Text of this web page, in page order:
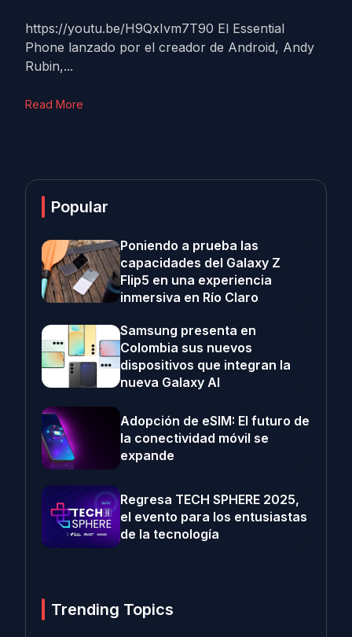
https://youtu.be/H9QxIvm7T90 El Essential
Phone lanzado por el creador de Android, Andy
Rubin,...
Read More
Popular
Poniendo a prueba las
capacidades del Galaxy Z
Flip5 en una experiencia
inmersiva en Río Claro
Samsung presenta en
Colombia sus nuevos
dispositivos que integran la
nueva Galaxy AI
Adopción de eSIM: El futuro de
la conectividad móvil se
expande
Regresa TECH SPHERE 2025,
el evento para los entusiastas
de la tecnología
Trending Topics